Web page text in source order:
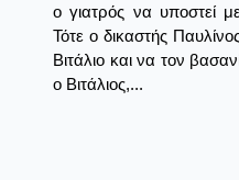
ο γιατρός να υποστεί
Τότε ο δικαστής
Βιτάλιο και να τον
ο Βιτάλιος,...